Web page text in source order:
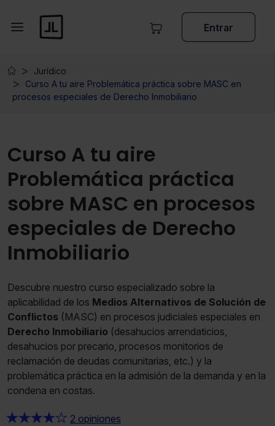
Entrar
Jurídico
Curso A tu aire Problemática práctica sobre MASC en
procesos especiales de Derecho Inmobiliario
Curso A tu aire
Problemática práctica
sobre MASC en procesos
especiales de Derecho
Inmobiliario
Descubre nuestro curso especializado sobre la
aplicabilidad de los Medios Alternativos de Solución de
Conflictos (MASC) en procesos judiciales especiales en
Derecho Inmobiliario (desahucios arrendaticios,
desahucios por precario, procesos monitorios de
reclamación de deudas comunitarias, etc.) y la
problemática práctica en la admisión de la demanda y en la
condena en costas.
★★★★★ 2 opiniones